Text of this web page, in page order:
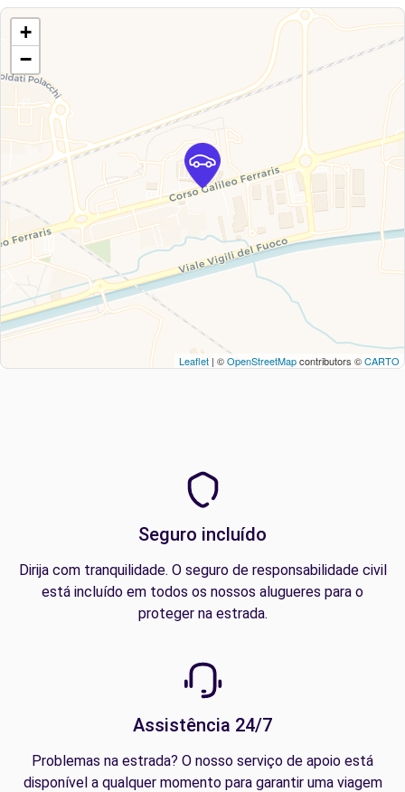
+
−
Leaflet | ©OpenStreetMapcontributors ©CARTO
Seguro incluído
Dirija com tranquilidade. O seguro de responsabilidade civil
está incluído em todos os nossos alugueres para o
proteger na estrada.
Assistência 24/7
Problemas na estrada? O nosso serviço de apoio está
disponível a qualquer momento para garantir uma viagem